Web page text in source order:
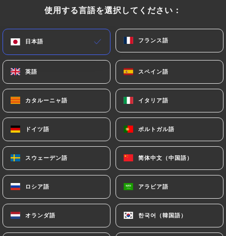
使用する言語を選択してください：
日本語 フランス語
英語 スペイン語
カタルーニャ語 イタリア語
ドイツ語 ポルトガル語
スウェーデン語 简体中文（中国語）
ロシア語 アラビア語
オランダ語 한국어（韓国語）
Poulet momo
Poulet chaumin
使用する言語を選択してください：
日本語 フランス語
英語 スペイン語
カタルーニャ語 イタリア語
ドイツ語 ポルトガル語
スウェーデン語 简体中文（中国語）
ロシア語 アラビア語
オランダ語 한국어（韓国語）